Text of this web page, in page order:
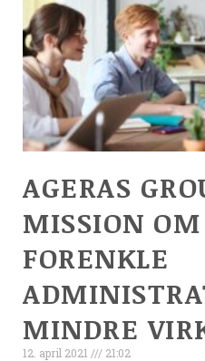
AGERAS
MISSION
FORENKLE
MINDRE
12. april 2021 21:02